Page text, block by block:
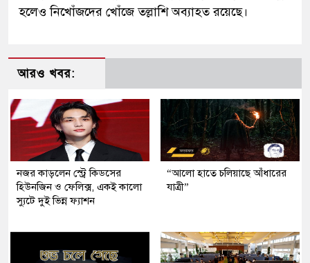
হলেও নিখোঁজদের খোঁজে তল্লাশি অব্যাহত রয়েছে।
আরও খবর:
নজর কাড়লেন স্ট্রে কিডসের
হিউনজিন ও ফেলিক্স, একই কালো
স্যুটে দুই ভিন্ন ফ্যাশন
“আলো হাতে চলিয়াছে আঁধারের
যাত্রী”